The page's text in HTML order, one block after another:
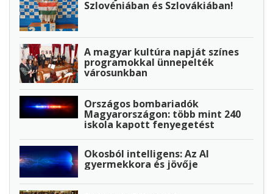
Szlovéniában és Szlovákiában!
A magyar kultúra napját színes
programokkal ünnepelték
városunkban
Országos bombariadók
Magyarországon: több mint 240
iskola kapott fenyegetést
Okosból intelligens: Az AI
gyermekkora és jövője